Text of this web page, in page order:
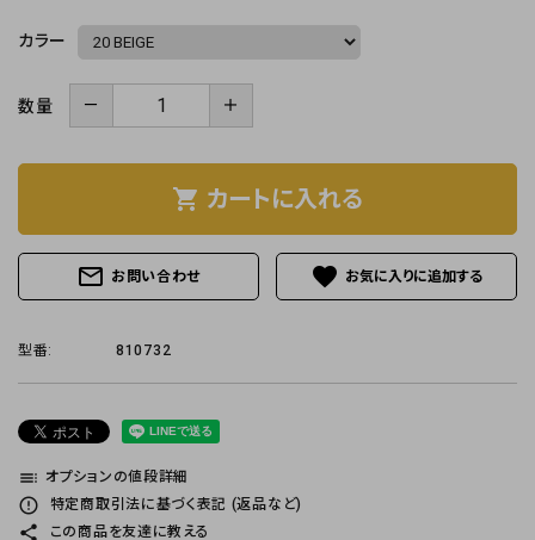
カラー
数量 － ＋
shopping_cart カートに入れる
mail_outline お問い合わせ favorite
型番: 810732
toc オプションの値段詳細
error_outline 特定商取引法に基づく表記 (返品など)
share この商品を友達に教える